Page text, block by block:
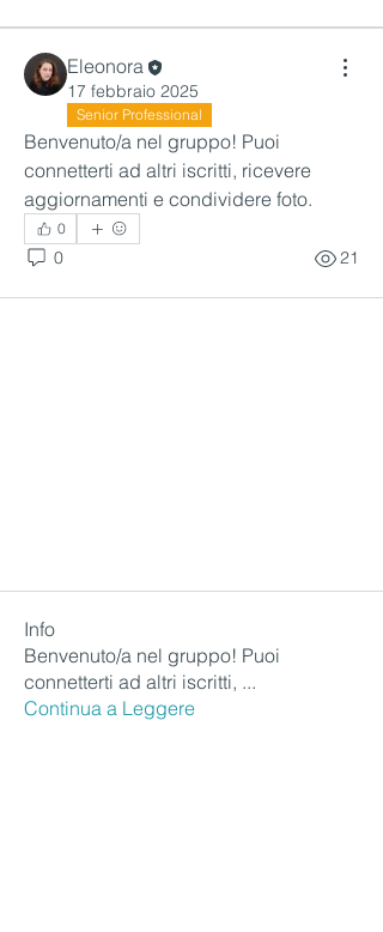
Eleonora
17 febbraio 2025
Senior Professional
Benvenuto/a nel gruppo! Puoi
connetterti ad altri iscritti, ricevere
aggiornamenti e condividere foto.
0
0 21
Info
Benvenuto/a nel gruppo! Puoi
connetterti ad altri iscritti, ...
Continua a Leggere